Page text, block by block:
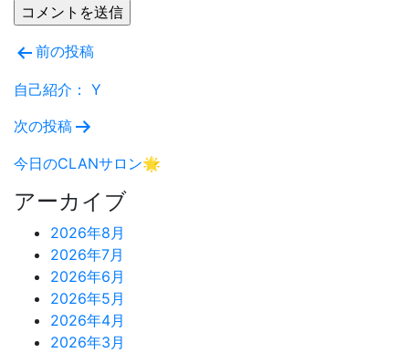
投
稿
ナ
ビ
ゲ
ー
シ
ョ
ン
前の投稿
自己紹介： Y
次の投稿
今日のCLANサロン🌟
アーカイブ
2026年8月
2026年7月
2026年6月
2026年5月
2026年4月
2026年3月